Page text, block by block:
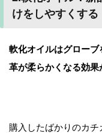
けをしやすくする
軟化オイルはグロー
革が柔らかくなる効果
購入したばかりのカ